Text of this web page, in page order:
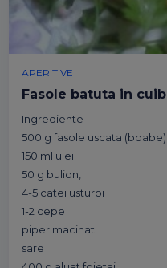
APERITIVE
Fasole batuta in cuib
Ingrediente
500 g fasole uscata (boabe)
150 ml ulei
50 g bulion,
4-5 catei usturoi
1-2 cepe
piper macinat
sare